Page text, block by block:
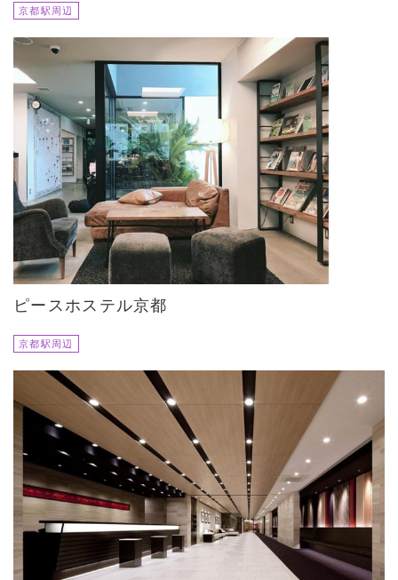
京都駅周辺
ピースホステル京都
京都駅周辺